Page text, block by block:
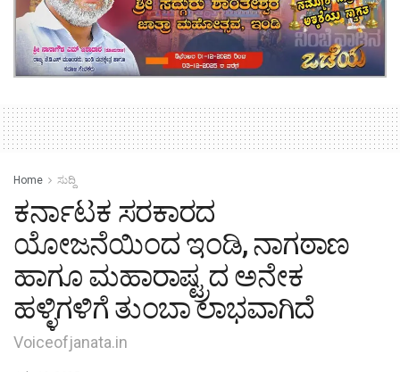
Home ಸುದ್ದಿ
ಕರ್ನಾಟಕ ಸರಕಾರದ
ಯೋಜನೆಯಿಂದ ಇಂಡಿ, ನಾಗಠಾಣ
ಹಾಗೂ ಮಹಾರಾಷ್ಟ್ರದ ಅನೇಕ
ಹಳ್ಳಿಗಳಿಗೆ ತುಂಬಾ ಲಾಭವಾಗಿದೆ
Voiceofjanata.in